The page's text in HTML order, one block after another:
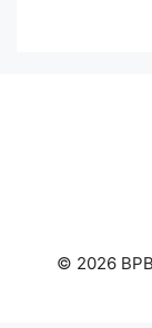
© 2026